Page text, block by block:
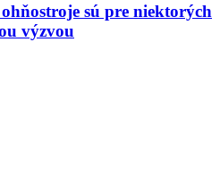
sú pre niektorých
výzvou